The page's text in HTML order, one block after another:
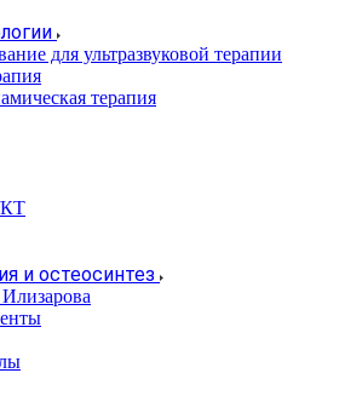
для ультразвуковой терапии
терапия
и остеосинтез